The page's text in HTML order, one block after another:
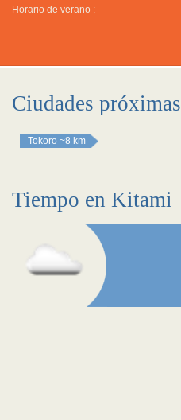
Horario de verano :
Ciudades próximas
Tokoro ~8 km
Tiempo en Kitami